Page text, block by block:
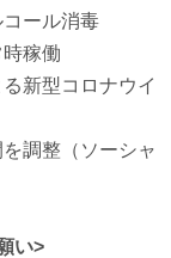
ルコール消毒
稼働
新型コロナウイ
調整（ソーシャ
い>